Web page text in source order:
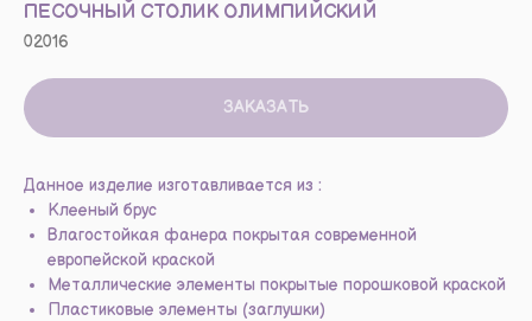
ПЕСОЧНЫЙ СТОЛИК ОЛИМПИЙСКИЙ
02016
ЗАКАЗАТЬ
Данное изделие изготавливается из :
Клееный брус
Влагостойкая фанера покрытая современной
европейской краской
Металлические элементы покрытые порошковой краской
Пластиковые элементы (заглушки)